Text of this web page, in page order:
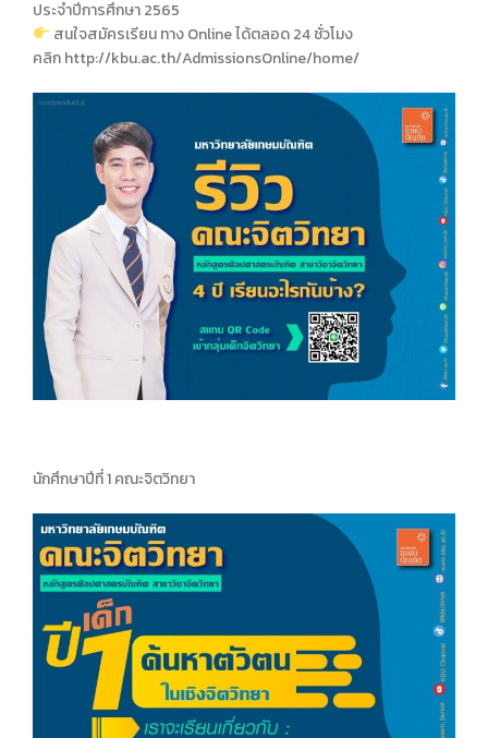
ประจำปีการศึกษา 2565
สนใจสมัครเรียน ทาง Online ได้ตลอด 24 ชั่วโมง
คลิก http://kbu.ac.th/AdmissionsOnline/home/
นักศึกษาปีที่ 1 คณะจิตวิทยา